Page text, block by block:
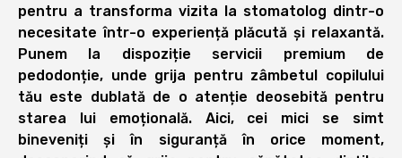
pentru a transforma vizita la stomatolog dintr-o
necesitate într-o experiență plăcută și relaxantă.
Punem la dispoziție servicii premium de
pedodonție, unde grija pentru zâmbetul copilului
tău este dublată de o atenție deosebită pentru
starea lui emoțională. Aici, cei mici se simt
bineveniți și în siguranță în orice moment,